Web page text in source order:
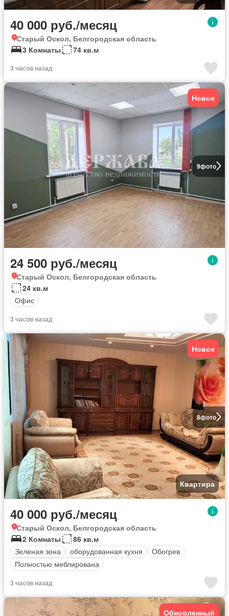
40 000 руб./месяц
Старый Оскол, Белгородская область
3 Комнаты
74 кв.м
3 часов назад
9фото
Новое
24 500 руб./месяц
Старый Оскол, Белгородская область
24 кв.м
Офис
3 часов назад
8фото
Новое
Квартира
40 000 руб./месяц
Старый Оскол, Белгородская область
2 Комнаты
86 кв.м
Зеленая зона
оборудованная кухня
Обогрев
Полностью меблирована
3 часов назад
Обновленный